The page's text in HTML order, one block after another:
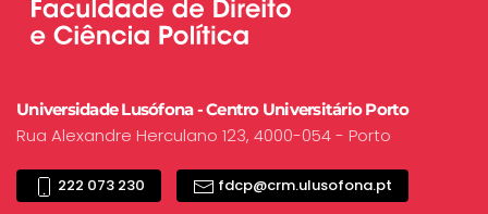
Universidade Lusófona - Centro Universitário Porto
Rua Alexandre Herculano 123, 4000-054 - Porto
222 073 230 fdcp@crm.ulusofona.pt